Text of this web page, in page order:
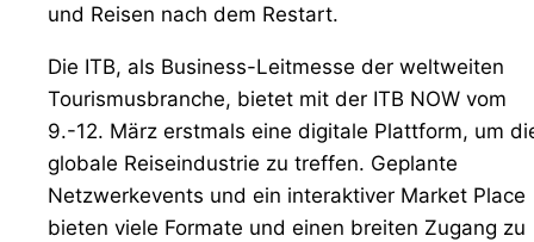
und Reisen nach dem Restart.
Die ITB, als Business-Leitmesse der weltweiten
Tourismusbranche, bietet mit der ITB NOW vom
9.-12. März erstmals eine digitale Plattform, um
globale Reiseindustrie zu treffen. Geplante
Netzwerkevents und ein interaktiver Market Place
bieten viele Formate und einen breiten Zugang zu